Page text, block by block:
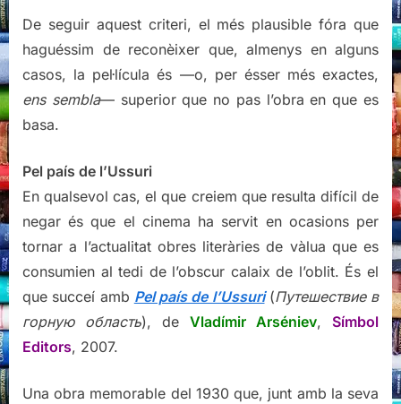
De seguir aquest criteri, el més plausible fóra que
haguéssim de reconèixer que, almenys en alguns
casos, la pel·lícula és —o, per ésser més exactes,
ens sembla— superior que no pas l’obra en que es
basa.
Pel país de l’Ussuri
En qualsevol cas, el que creiem que resulta difícil de
negar és que el cinema ha servit en ocasions per
tornar a l’actualitat obres literàries de vàlua que es
consumien al tedi de l’obscur calaix de l’oblit. És el
que succeí amb Pel país de l’Ussuri(Путешествие в
горную область), de Vladímir Arséniev, Símbol
Editors, 2007.
Una obra memorable del 1930 que, junt amb la seva